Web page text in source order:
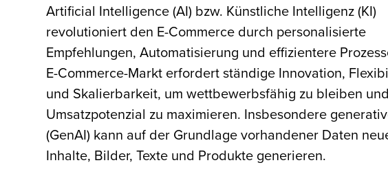
Artificial Intelligence (AI) bzw. Künstliche Intelligenz (KI)
revolutioniert den E-Commerce durch personalisierte
Empfehlungen, Automatisierung und effizientere
E-Commerce-Markt erfordert ständige Innovation,
und Skalierbarkeit, um wettbewerbsfähig zu bleiben
Umsatzpotenzial zu maximieren. Insbesondere
(GenAI) kann auf der Grundlage vorhandener Daten
Inhalte, Bilder, Texte und Produkte generieren.